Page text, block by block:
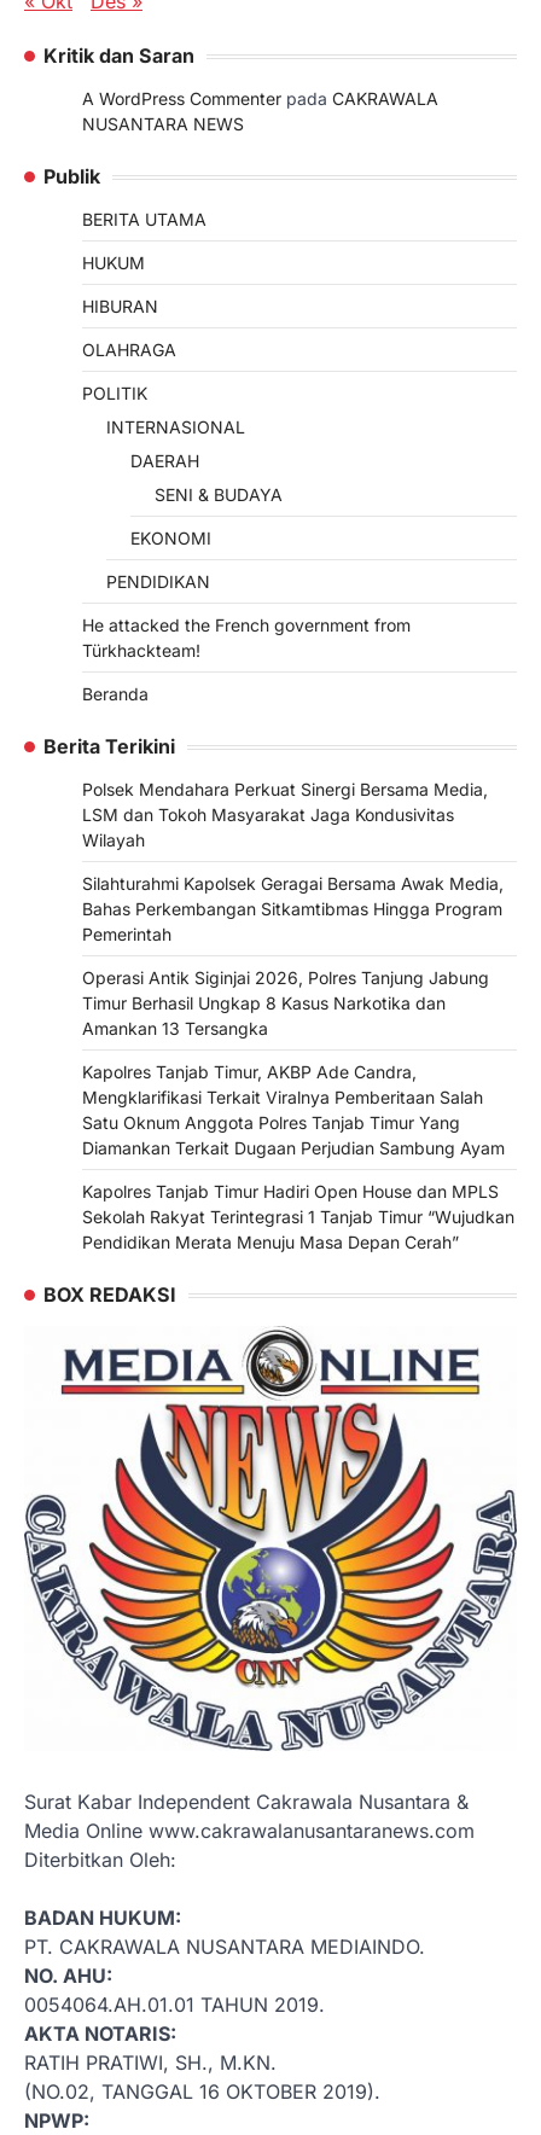
Kritik dan Saran
A WordPress Commenter pada CAKRAWALA
NUSANTARA NEWS
Publik
BERITA UTAMA
HUKUM
HIBURAN
OLAHRAGA
POLITIK
INTERNASIONAL
DAERAH
SENI & BUDAYA
EKONOMI
PENDIDIKAN
He attacked the French government from
Türkhackteam!
Beranda
Berita Terikini
Polsek Mendahara Perkuat Sinergi Bersama Media,
LSM dan Tokoh Masyarakat Jaga Kondusivitas
Wilayah
Silahturahmi Kapolsek Geragai Bersama Awak Media,
Bahas Perkembangan Sitkamtibmas Hingga Program
Pemerintah
Operasi Antik Siginjai 2026, Polres Tanjung Jabung
Timur Berhasil Ungkap 8 Kasus Narkotika dan
Amankan 13 Tersangka
Kapolres Tanjab Timur, AKBP Ade Candra,
Mengklarifikasi Terkait Viralnya Pemberitaan Salah
Satu Oknum Anggota Polres Tanjab Timur Yang
Diamankan Terkait Dugaan Perjudian Sambung Ayam
Kapolres Tanjab Timur Hadiri Open House dan MPLS
Sekolah Rakyat Terintegrasi 1 Tanjab Timur “Wujudkan
Pendidikan Merata Menuju Masa Depan Cerah”
BOX REDAKSI
Surat Kabar Independent Cakrawala Nusantara &
Media Online www.cakrawalanusantaranews.com
Diterbitkan Oleh:
BADAN HUKUM:
PT. CAKRAWALA NUSANTARA MEDIAINDO.
NO. AHU:
0054064.AH.01.01 TAHUN 2019.
AKTA NOTARIS:
RATIH PRATIWI, SH., M.KN.
(NO.02, TANGGAL 16 OKTOBER 2019).
NPWP: